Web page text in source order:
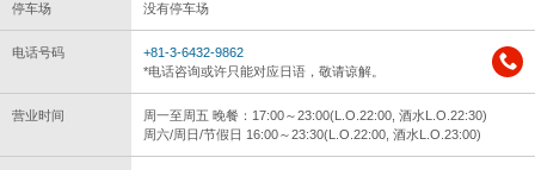
停车场 没有停车场
电话号码
+81-3-6432-9862
*电话咨询或许只能对应日语，敬请谅解。
营业时间
周一至周五 晚餐：17:00～23:00(L.O.22:00, 酒水L.O.22:30)
周六/周日/节假日 16:00～23:30(L.O.22:00, 酒水L.O.23:00)